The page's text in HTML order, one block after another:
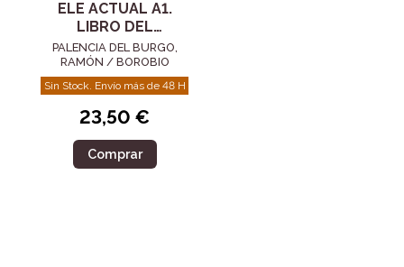
ELE ACTUAL A1.
LIBRO DEL
ALUMNO CD
PALENCIA DEL BURGO,
RAMÓN / BOROBIO
CARRERA, VIRGILIO
Sin Stock. Envío más de 48 H
23,50 €
Comprar